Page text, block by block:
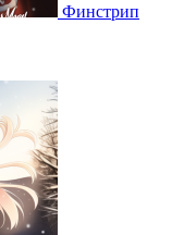
Финстрип